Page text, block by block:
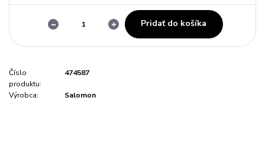
Pridať do košíka
Číslo
produktu:
474587
Výrobca: Salomon